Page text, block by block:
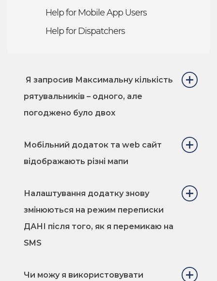
Help for Mobile App Users
Help for Dispatchers
Я запросив Максимальну кількість
рятувальників – одного, але
погоджено було двох
Мобільний додаток та web сайт
відображають різні мапи
Налаштування додатку знову
змінюються на режим переписки
ДАНІ після того, як я перемикаю на
SMS
Чи можу я використовувати